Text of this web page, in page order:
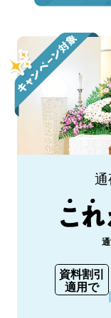
資料割引
適用で